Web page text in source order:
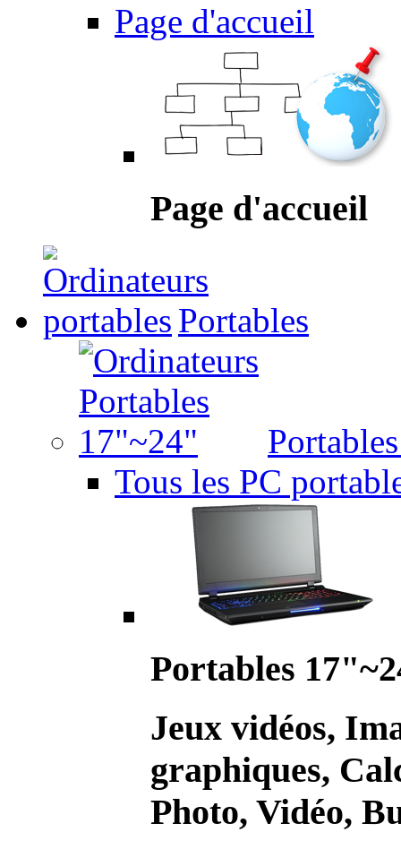
Page d'accueil
Page d'accueil
Portables
Tous les PC
Portables
Jeux vidéos,
graphiques,
Photo, Vidéo,